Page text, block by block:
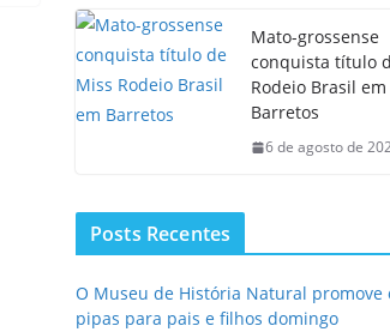
Mato-grossense
conquista título
Rodeio Brasil em
Barretos
6 de agosto de
Posts Recentes
O Museu de História Natural promove
pipas para pais e filhos domingo